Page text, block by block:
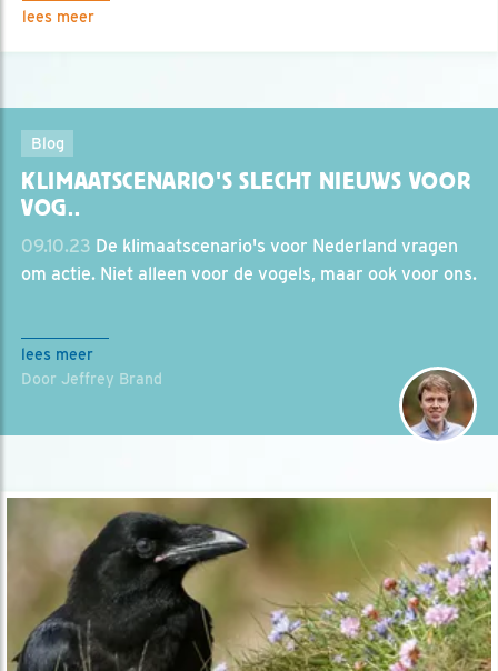
lees meer
Blog
KLIMAATSCENARIO'S SLECHT NIEUWS VOOR
VOG..
09.10.23 De klimaatscenario's voor Nederland vragen
om actie. Niet alleen voor de vogels, maar ook voor ons.
lees meer
Door Jeffrey Brand